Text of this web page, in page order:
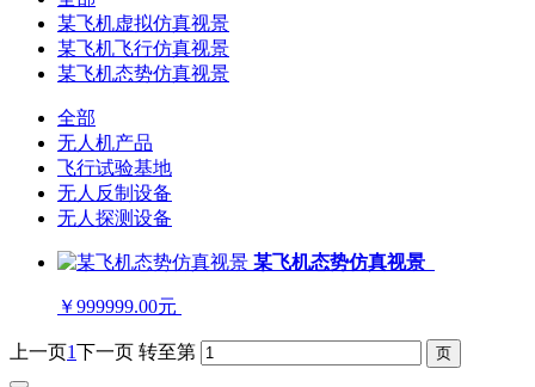
某飞机虚拟仿真视景
某飞机飞行仿真视景
某飞机态势仿真视景
全部
无人机产品
飞行试验基地
无人反制设备
无人探测设备
某飞机态势仿真视景
￥999999.00元
上一页1下一页 转至第